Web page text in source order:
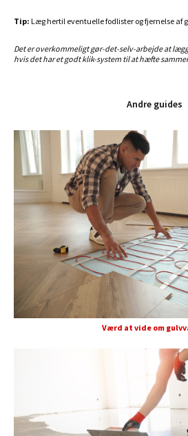
Tip: Læg hertil eventuelle fodlister og fjernelse af
Det er overkommeligt gør-det-selv-arbejde at
hvis det har et godt klik-system til at hæfte
Andre guides
Værd at vide om